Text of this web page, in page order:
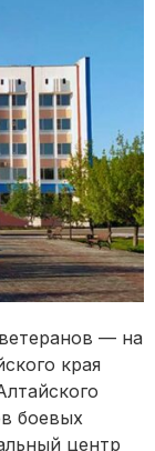
— на
края
боевых
центр